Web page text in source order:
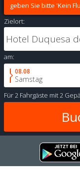
geben Sie bitte 'Kein
Zielort:
am:
08.08
Samstag
Für2 Fahrgäste mit2